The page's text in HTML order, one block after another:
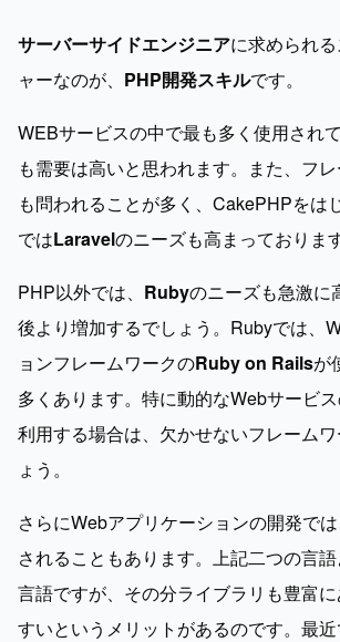
サーバーサイドエンジニアに求められ
ャーなのが、 PHP開発スキルです。
WEBサービスの中で最も多く使用され
も需要は高いと思われます。また、フ
も問われることが多く、CakePHPをは
ではLaravelのニーズも高まっております
PHP以外では、 Rubyのニーズも急激に
後より増加するでしょう。Rubyでは、
ョンフレームワークのRuby on Railsが
多くあります。特に動的なWebサービ
利用する場合は、欠かせないフレーム
ょう。
さらにWebアプリケーションの開発では
されることもあります。上記二つの言
言語ですが、その分ライブラリも豊富
すいというメリットがあるのです。最